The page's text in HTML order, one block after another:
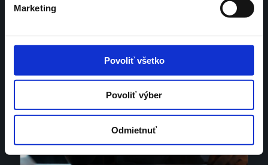
Marketing
Povoliť všetko
Povoliť výber
Odmietnuť